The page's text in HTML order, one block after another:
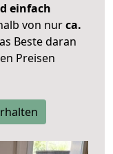
einfach
von nurca.
Beste daran
Preisen